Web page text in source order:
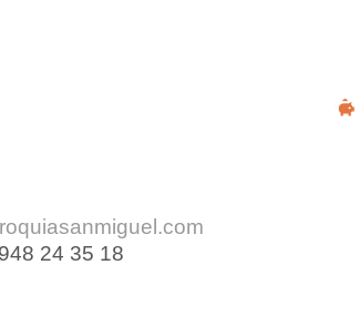
948 24 35 18